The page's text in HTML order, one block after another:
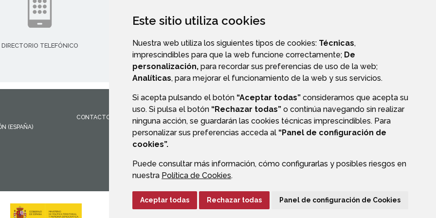
Este sitio utiliza cookies
Nuestra web utiliza los siguientes tipos de cookies: Técnicas,
imprescindibles para que la web funcione correctamente; De
personalización, para recordar sus preferencias de uso de la web;
Analíticas, para mejorar el funcionamiento de la web y sus servicios.
Si acepta pulsando el botón “Aceptar todas” consideramos que acepta su
uso. Si pulsa el botón “Rechazar todas” o continúa navegando sin realizar
ninguna acción, se guardarán las cookies técnicas imprescindibles. Para
personalizar sus preferencias acceda al “Panel de configuración de
cookies”.
Puede consultar más información, cómo configurarlas y posibles riesgos en
nuestra Política de Cookies.
Aceptar todas Rechazar todas Panel de configuración de Cookies
DIRECTORIO TELEFÓNICO
(ESPAÑA)
CONTACTO MAPA WEB AVISO LEGAL PROTECCIÓN DE DATOS ACCESIBILIDAD POLÍTICA DE COOKIES
ENLACE EXTERNO